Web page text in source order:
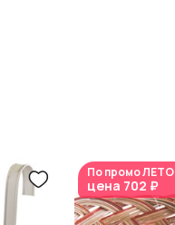
По промоЛЕТО
цена 702 ₽